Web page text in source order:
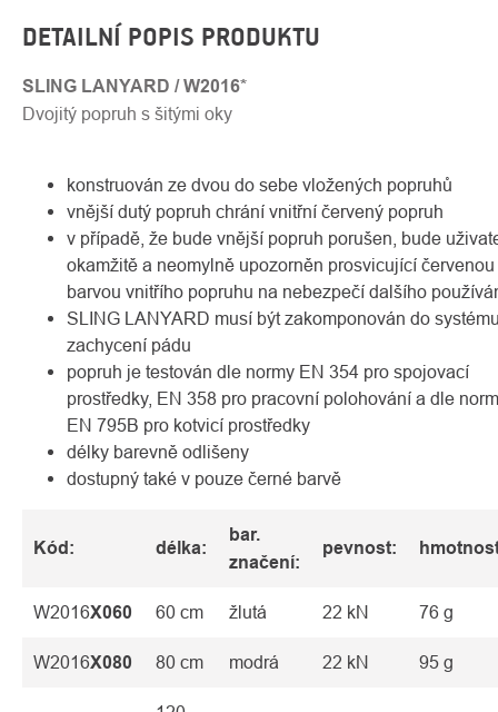
DETAILNÍ POPIS PRODUKTU
SLING LANYARD / W2016*
Dvojitý popruh s šitými oky
konstruován ze dvou do sebe vložených popruhů
vnější dutý popruh chrání vnitřní červený popruh
v případě, že bude vnější popruh porušen, bude
okamžitě a neomylně upozorněn prosvicující červenou
barvou vnitřího popruhu na nebezpečí dalšího
SLING LANYARD musí být zakomponován do
zachycení pádu
popruh je testován dle normy EN 354 pro spojovací
prostředky, EN 358 pro pracovní polohování a dle
EN 795B pro kotvicí prostředky
délky barevně odlišeny
dostupný také v pouze černé barvě
Kód: délka:
bar.
značení:
pevnost:
W2016X060 60 cm žlutá 22 kN 76 g
W2016X080 80 cm modrá 22 kN 95 g